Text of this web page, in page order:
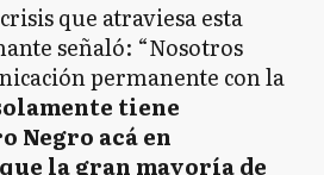
que atraviesa esta
señaló: “Nosotros
permanente con la
tiene
Negro acá en
la gran mayoría de